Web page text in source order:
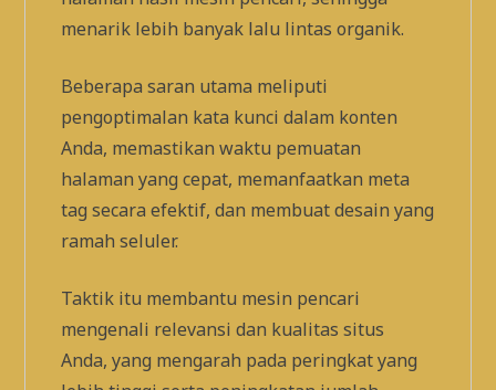
menarik lebih banyak lalu lintas organik.
Beberapa saran utama meliputi
pengoptimalan kata kunci dalam konten
Anda, memastikan waktu pemuatan
halaman yang cepat, memanfaatkan meta
tag secara efektif, dan membuat desain yang
ramah seluler.
Taktik itu membantu mesin pencari
mengenali relevansi dan kualitas situs
Anda, yang mengarah pada peringkat yang